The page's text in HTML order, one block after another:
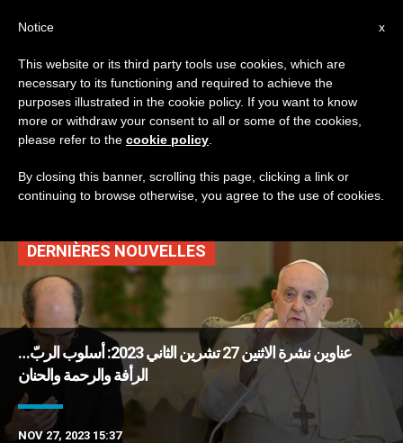
TAG
Posts Tagged ‘التفكير
في الله’
DERNIÈRES NOUVELLES
عناوين نشرة الاثنين 27 تشرين الثاني 2023: أسلوب الربّ…
الرأفة والرحمة والحنان
NOV 27, 2023 15:37
x
Notice
This website or its third party tools use cookies, which are
necessary to its functioning and required to achieve the
purposes illustrated in the cookie policy. If you want to know
more or withdraw your consent to all or some of the cookies,
please refer to the cookie policy
By closing this banner, scrolling this page, clicking a link or
continuing to browse otherwise, you agree to the use of cookies.